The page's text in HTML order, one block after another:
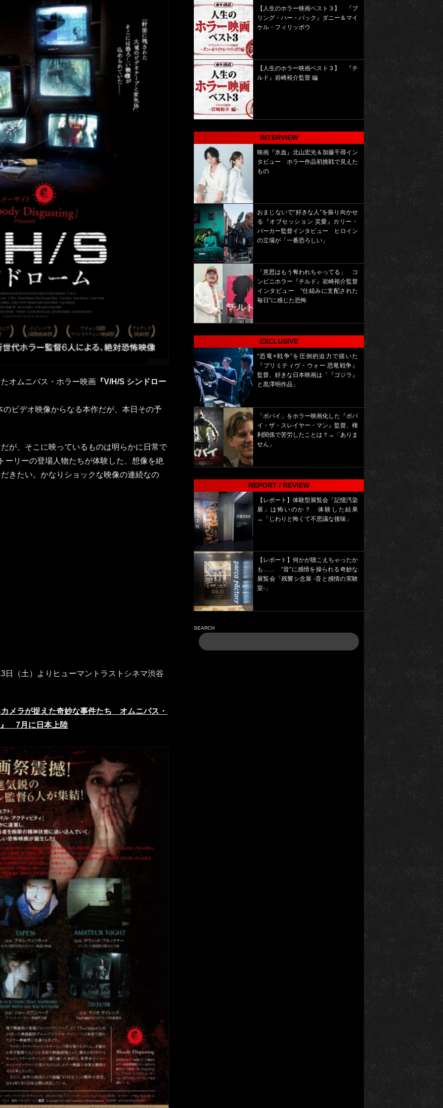
オムニバス・ホラー映画 『V/H/S シンドロー
のビデオ映像からなる本作だが、本日その予
が、そこに映っているものは明らかに日常で
ーリーの登場人物たちが体験した、想像を絶
きたい。かなりショックな映像の連続なの
日（土）よりヒューマントラストシネマ渋谷
メラが捉えた奇妙な事件たち オムニバス・
』 7月に日本上陸
【人生のホラー映画ベスト３】 『ブ
リング・ハー・バック』ダニー＆マイ
ケル・フィリッポウ
【人生のホラー映画ベスト３】 『チ
ルド』岩崎裕介監督 編
INTERVIEW
映画『氷血』北山宏光＆加藤千尋イン
タビュー ホラー作品初挑戦で見えた
もの
おまじないで“好きな人”を振り向かせ
る『オブセッション 災愛』カリー・
バーカー監督インタビュー ヒロイン
の立場が「一番恐ろしい」
「意思はもう奪われちゃってる」 コ
ンビニホラー『チルド』岩崎裕介監督
インタビュー “仕組みに支配された
毎日”に感じた恐怖
EXCLUSIVE
“恐竜×戦争”を圧倒的迫力で描いた
『プリミティヴ・ウォー 恐竜戦争』
監督、好きな日本映画は「『ゴジラ』
と黒澤明作品」
「ポパイ」をホラー映画化した『ポパ
イ・ザ・スレイヤー・マン』監督、権
利関係で苦労したことは？→「ありま
せん」
REPORT / REVIEW
【レポート】体験型展覧会「記憶汚染
展」は怖いのか？ 体験した結果
→「じわりと怖くて不思議な後味」
【レポート】何かが聴こえちゃったか
も…… “音”に感情を操られる奇妙な
展覧会「残響シ念展 -⾳と感情の実験
室-」
SEARCH